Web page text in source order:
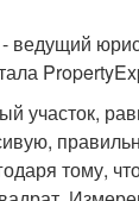
ведущий
участок,
тому,